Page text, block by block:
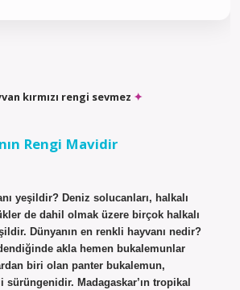
kırmızı rengi sevmez
Rengi Mavidir
yeşildir? Deniz solucanları, halkalı
de dahil olmak üzere birçok halkalı
Dünyanın en renkli hayvanı nedir?
akla hemen bukalemunlar
biri olan panter bukalemun,
sürüngenidir. Madagaskar’ın tropikal